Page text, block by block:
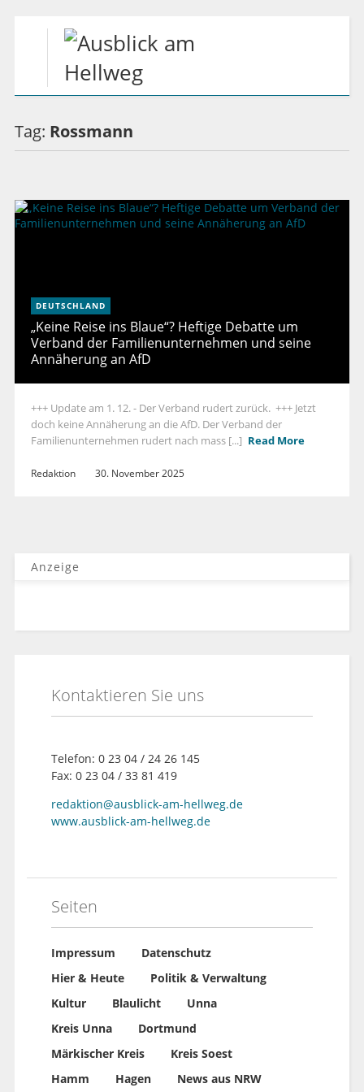
Tag: Rossmann
DEUTSCHLAND
„Keine Reise ins Blaue“? Heftige Debatte um
Verband der Familienunternehmen und seine
Annäherung an AfD
+++ Update am 1. 12. - Der Verband rudert zurück. +++ Jetzt
doch keine Annäherung an die AfD. Der Verband der
Familienunternehmen rudert nach mass [...] Read More
Redaktion 30. November 2025
Anzeige
Kontaktieren Sie uns
Telefon: 0 23 04 / 24 26 145
Fax: 0 23 04 / 33 81 419
redaktion@ausblick-am-hellweg.de
www.ausblick-am-hellweg.de
Seiten
Impressum
Datenschutz
Hier & Heute
Politik & Verwaltung
Kultur
Blaulicht
Unna
Kreis Unna
Dortmund
Märkischer Kreis
Kreis Soest
Hamm
Hagen News aus NRW